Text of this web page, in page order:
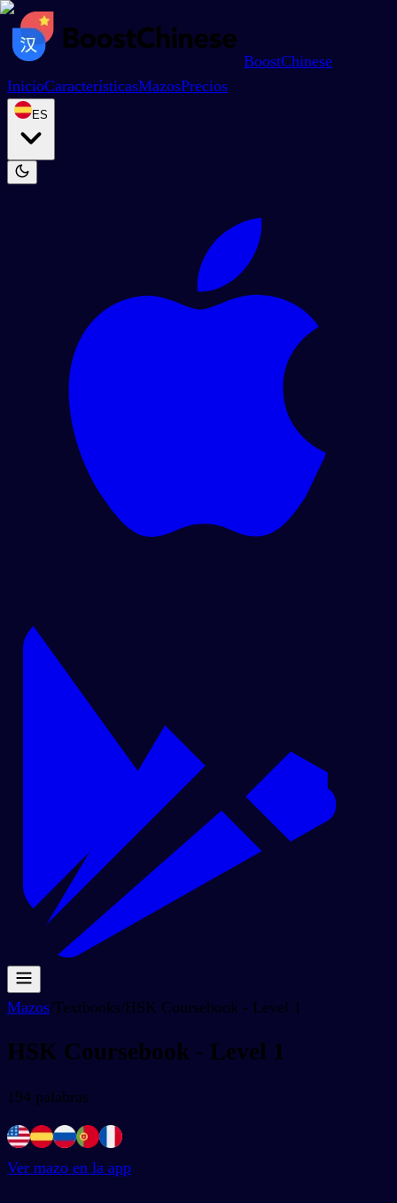
BoostChinese
InicioCaracterísticasMazosPrecios
ES
Mazos/Textbooks/HSK Coursebook - Level 1
HSK Coursebook - Level 1
194 palabras
Ver mazo en la app